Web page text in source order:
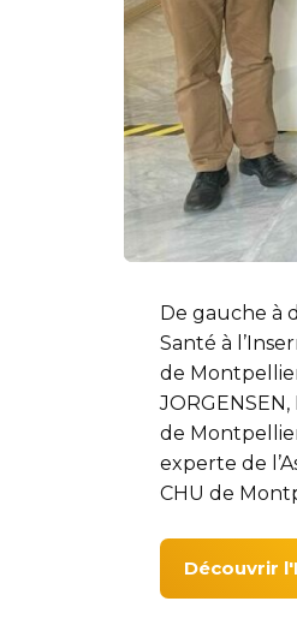
De gauche à
Santé à
de
de
experte de
CHU de
Découvrir